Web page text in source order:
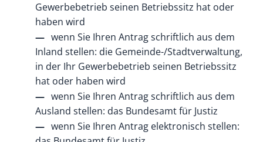
Gewerbebetrieb seinen Betriebssitz hat oder
haben wird
wenn Sie Ihren Antrag schriftlich aus dem
Inland stellen: die Gemeinde-/Stadtverwaltung,
in der Ihr Gewerbebetrieb seinen Betriebssitz
hat oder haben wird
wenn Sie Ihren Antrag schriftlich aus dem
Ausland stellen: das Bundesamt für Justiz
wenn Sie Ihren Antrag elektronisch stellen: